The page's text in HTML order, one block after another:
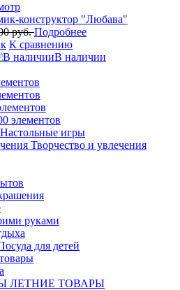
конструктор "Любава"
руб.Подробнее
К сравнению
В наличии
элементов
Настольные игры
Творчество и увлечения
руками
для детей
ЛЕТНИЕ ТОВАРЫ